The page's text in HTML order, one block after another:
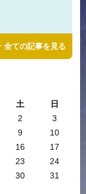
全ての記事を見る
土
日
2
3
9
10
16
17
23
24
30
31